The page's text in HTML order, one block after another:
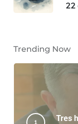
22
Trending Now
Tres